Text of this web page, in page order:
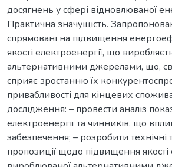
досягнень у сфері відновлюваної
Практична значущість.
спрямовані на підвищення
якості електроенергії, що
альтернативними джерелами, що,
сприяє зростанню їх
привабливості для кінцевих
дослідження: – провести аналіз
електроенергії та чинників, що
забезпечення; – розробити технічні
пропозиції щодо підвищення якості